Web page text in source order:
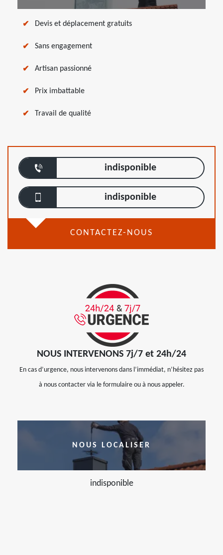
Devis et déplacement gratuits
Sans engagement
Artisan passionné
Prix imbattable
Travail de qualité
indisponible
indisponible
CONTACTEZ-NOUS
NOUS INTERVENONS 7j/7 et 24h/24
En cas d’urgence, nous intervenons dans l’immédiat, n’hésitez pas
à nous contacter via le formulaire ou à nous appeler.
NOUS LOCALISER
indisponible